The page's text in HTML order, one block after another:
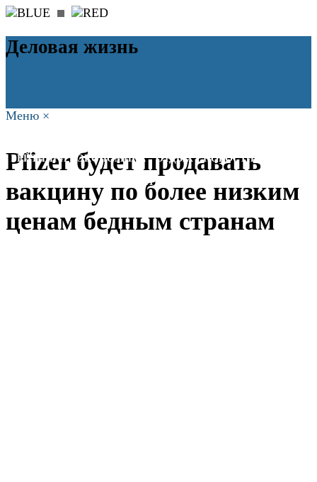
Деловая жизнь
Меню ×
РЕЙТИНГИ ЭКОНОМИКА ОТДЫХ НОВОСТИ
КОНТАКТЫ
Pfizer будет продавать
вакцину по более низким
ценам бедным странам